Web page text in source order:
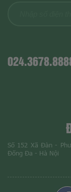
Số 152 Xã Đàn -
Đống Đa - Hà Nội